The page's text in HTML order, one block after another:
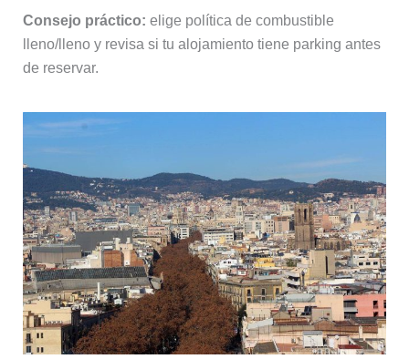
Consejo práctico: elige política de combustible
lleno/lleno y revisa si tu alojamiento tiene parking antes
de reservar.